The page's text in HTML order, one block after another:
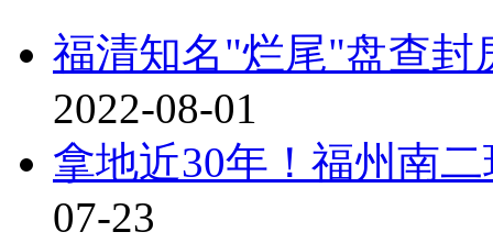
福清知名"烂尾"盘查封
2022-08-01
拿地近30年！福州南
07-23